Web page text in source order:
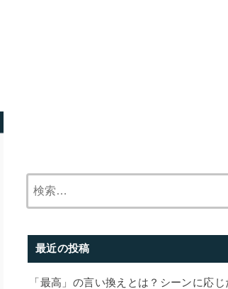
最近の投稿
「最高」の言い換えとは？シーンに応じ